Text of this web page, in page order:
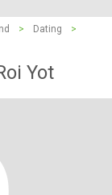
> Dating
>
Yot